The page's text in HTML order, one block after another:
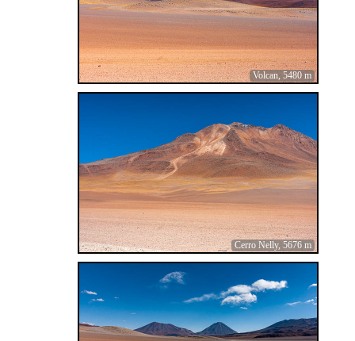
Volcan, 5480 m
Cerro Nelly, 5676 m